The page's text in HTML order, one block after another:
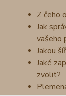
Z čeho
Jak
vašeho
Jakou
Jaké
zvolit?